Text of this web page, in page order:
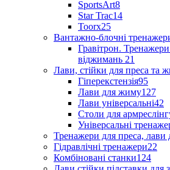
SportsArt8
Star Trac14
Toorx25
Вантажно-блочні
Гравітрон. Тренажери
віджимань 21
Лави, стійки для преса та
Гіперекстензія95
Лави для жиму127
Лави універсальні42
Столи для
Універсальні
Тренажери для преса,
Гідравлічні тренажери22
Комбіновані станки124